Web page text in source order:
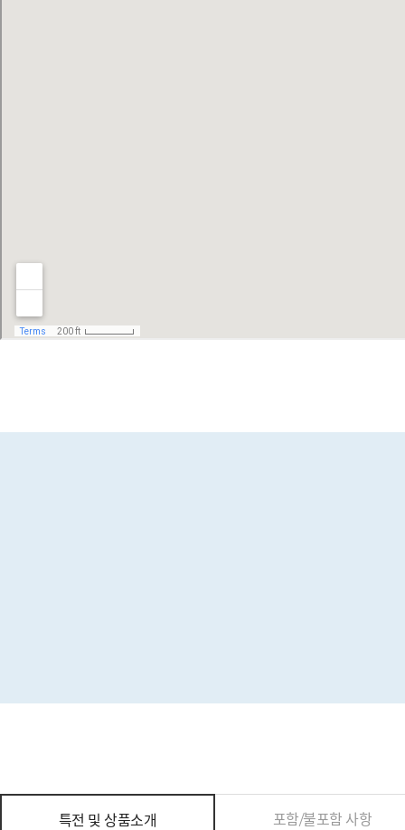
특전 및 상품소개 포함/불포함 사항